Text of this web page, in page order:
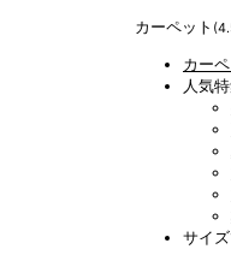
カーペット
カー
人気
サイ